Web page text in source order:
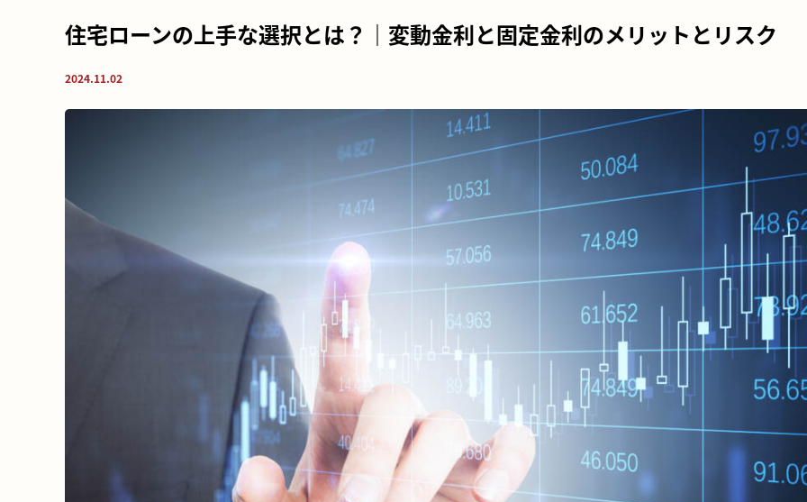
住宅ローンの上手な選択とは？｜変動金利と固定金利のメリットとリスク
2024.11.02